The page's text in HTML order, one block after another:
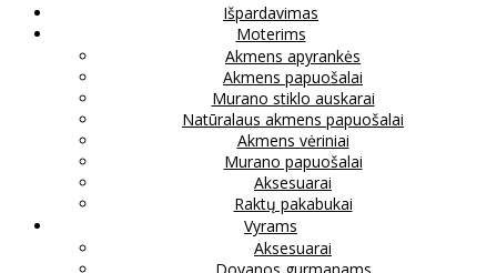
Išpardavimas
Moterims
Akmens apyrankės
Akmens papuošalai
Murano stiklo auskarai
Natūralaus akmens papuošalai
Akmens vėriniai
Murano papuošalai
Aksesuarai
Raktų pakabukai
Vyrams
Aksesuarai
Dovanos gurmanams